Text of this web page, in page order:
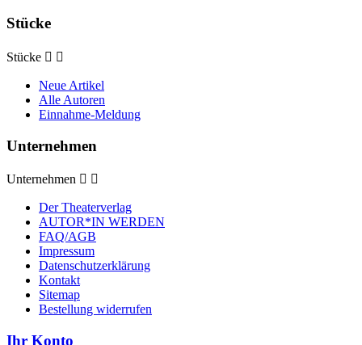
Stücke
Stücke  
Neue Artikel
Alle Autoren
Einnahme-Meldung
Unternehmen
Unternehmen  
Der Theaterverlag
AUTOR*IN WERDEN
FAQ/AGB
Impressum
Datenschutzerklärung
Kontakt
Sitemap
Bestellung widerrufen
Ihr Konto